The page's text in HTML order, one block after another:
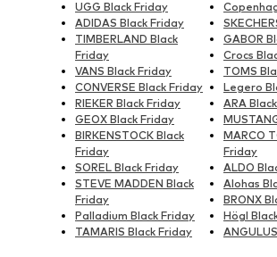
UGG Black Friday
ADIDAS Black Friday
TIMBERLAND Black
Friday
VANS Black Friday
CONVERSE Black Friday
RIEKER Black Friday
GEOX Black Friday
BIRKENSTOCK Black
Friday
SOREL Black Friday
STEVE MADDEN Black
Friday
Palladium Black Friday
TAMARIS Black Friday
GABOR
Crocs
TOMS
Legero
ARA
MARCO
Friday
ALDO
Alohas
BRONX
Högl